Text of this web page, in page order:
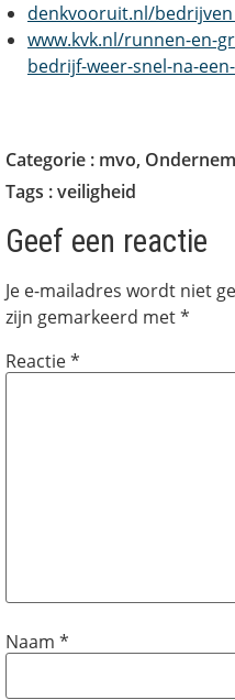
denkvooruit.nl/bedrijven
www.kvk.nl/runnen-en-
bedrijf-weer-snel-na-
Categorie : mvo,
Tags :veiligheid
Geef een reactie
Je e-mailadres wordt niet
zijn gemarkeerd met*
Reactie*
Naam *